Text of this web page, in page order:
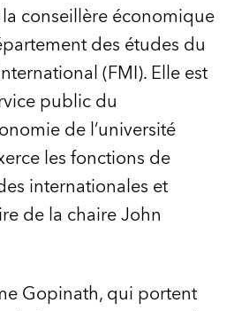
conseillère économique
des études du
(FMI). Elle est
public du
de l’université
les fonctions de
internationales et
de la chaire John
Gopinath, qui portent